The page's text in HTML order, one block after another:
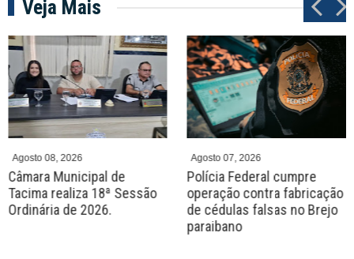
Veja Mais
Agosto 08, 2026
Câmara Municipal de
Tacima realiza 18ª Sessão
Ordinária de 2026.
Agosto 07, 2026
Polícia Federal cumpre
operação contra fabricação
de cédulas falsas no Brejo
paraibano
P
r
e
v
N
e
t